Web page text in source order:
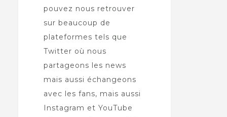
pouvez nous retrouver
sur beaucoup de
plateformes tels que
Twitter où nous
partageons les news
mais aussi échangeons
avec les fans, mais aussi
Instagram et YouTube